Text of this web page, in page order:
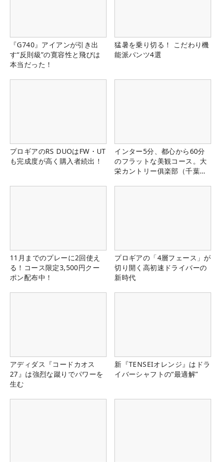
『G740』アイアンが引き出
す“反則級”の寛容性と飛びは
本当だった！
猛暑を乗り切る！ こだわり機
能派パンツ4選
プロギアのRS DUOはFW・UT
も完成度が高く購入者続出！
インター5分、都心から60分
のフラットな美観コース。大
栄カントリー俱楽部（千葉
11月までのプレーに2回使え
る！コース限定3,500円クー
ポン配布中！
プロギアの「4層フェース」が
切り開く高初速ドライバーの
新時代
アディダス『コードカオス
27』は強烈な蹴りでパワーを
生む
新『TENSEIオレンジ』はドラ
イバーシャフトの“最適解”